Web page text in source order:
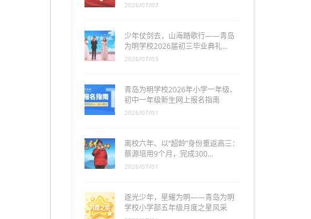
2026/07/07
少年仗剑去，山海踏歌行——青岛
为明学校2026届初三毕业典礼…
2026/07/03
青岛为明学校2026年小学一年级、
初中一年级新生网上报名指南
2026/07/01
离校六年、以“超龄”身份重返高三：
蔡源培用9个月，完成300…
2026/07/01
逐光少年，星耀为明——青岛为明
学校小学部五年级月度之星风采